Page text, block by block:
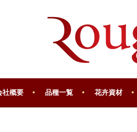
社概要 品種一覧 花卉資材